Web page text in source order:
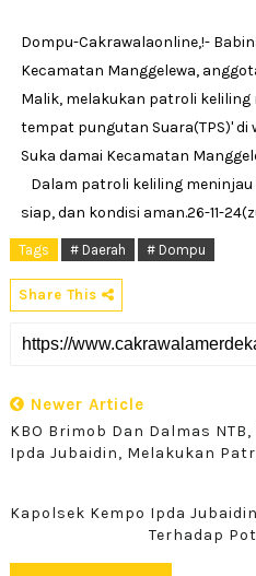
Dompu-Cakrawalaonline,!-
Kecamatan Manggelewa,
Malik, melakukan patroli
tempat pungutan Suara(TPS)' di
Suka damai Kecamatan
Dalam patroli keliling meninjau
siap, dan kondisi aman.26-11-
Tags # Daerah # Dompu
Share This
Newer Article
KBO Brimob Dan Dalmas
Ipda Jubaidin, Melakukan
Kapolsek Kempo Ipda
Terhadap